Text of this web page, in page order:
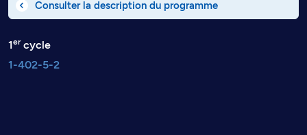
Consulter la description du programme
1ercycle
1-402-5-2